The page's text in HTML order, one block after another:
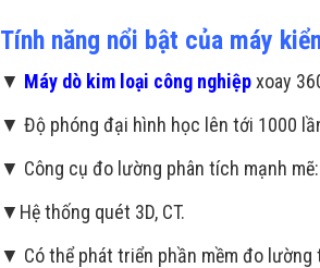
Tính năng nổi bật của máy
▼ Máy dò kim loại công nghiệpxoay
▼ Độ phóng đại hình học lên tới 1000
▼ Công cụ đo lường phân tích mạnh
▼Hệ thống quét 3D, CT.
▼ Có thể phát triển phần mềm đo